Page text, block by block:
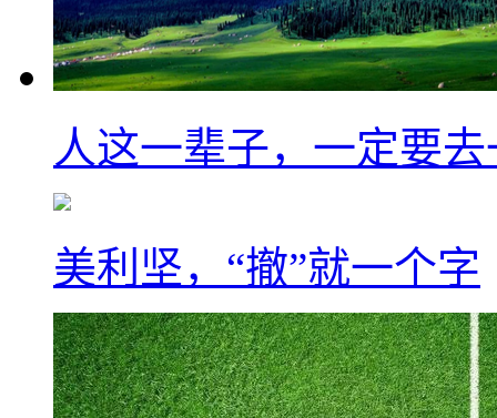
人这一辈子，一定要
美利坚，“撤”就一个字